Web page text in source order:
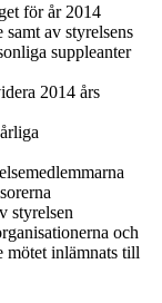
för år 2014
av styrelsens
suppleanter
2014 års
styrelsen
och
mötet inlämnats till